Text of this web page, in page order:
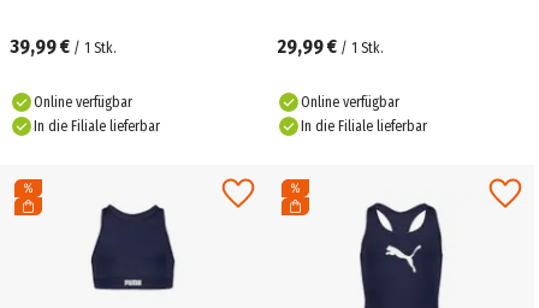
39,99 € / 1 Stk.
Online verfügbar
In die Filiale lieferbar
29,99 € / 1 Stk.
Online verfügbar
In die Filiale lieferbar